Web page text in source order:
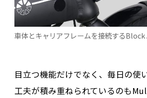
車体とキャリアフレームを接続する
目立つ機能だけでなく、毎日の使
工夫が積み重ねられているのも